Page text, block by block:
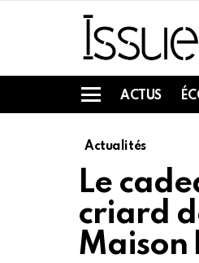
Menu
ACTUS
Actualités
Le
criard
Maison